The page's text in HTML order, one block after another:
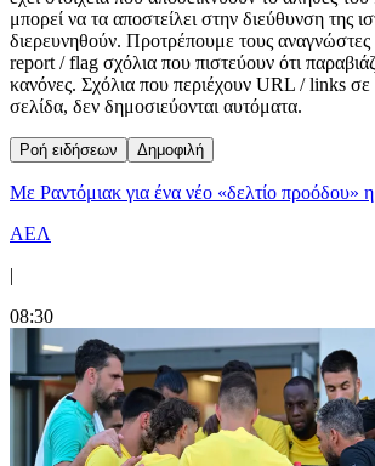
μπορεί να τα αποστείλει στην διεύθυνση της
διερευνηθούν. Προτρέπουμε τους
report / flag σχόλια που πιστεύουν ότι
κανόνες. Σχόλια που περιέχουν URL / links σε
σελίδα, δεν δημοσιεύονται αυτόματα.
Ροή ειδήσεων Δημοφιλή
Με Ραντόμιακ για ένα νέο «δελτίο προόδου»
ΑΕΛ
|
08:30